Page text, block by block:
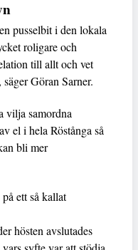
pusselbit i den lokala
roligare och
till allt och vet
Göran Sarner.
vilja samordna
el i hela Röstånga så
bli mer
ett så kallat
hösten avslutades